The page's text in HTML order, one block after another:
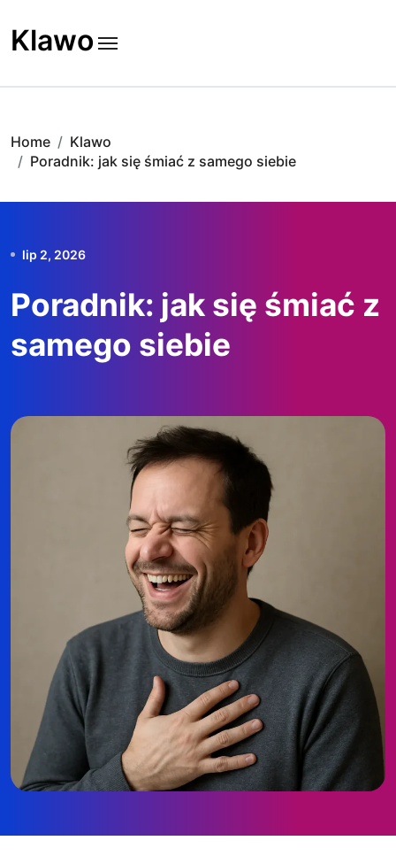
to
content
Klawo
Home
Klawo
Poradnik: jak się śmiać z samego siebie
lip 2, 2026
Poradnik: jak się śmiać z
samego siebie